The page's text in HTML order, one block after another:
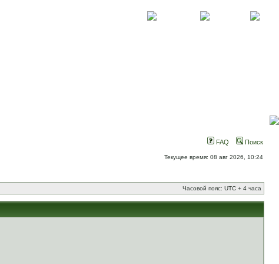
FAQ Поиск
Текущее время: 08 авг 2026, 10:24
Часовой пояс: UTC + 4 часа